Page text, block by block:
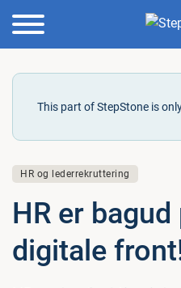
This part of StepStone is
HR og lederrekruttering
HR er bagud
digitale